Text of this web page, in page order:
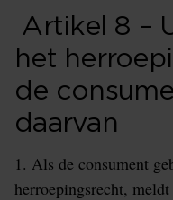
Artikel 8 –
het
de
daarvan
1. Als de consument
herroepingsrecht,